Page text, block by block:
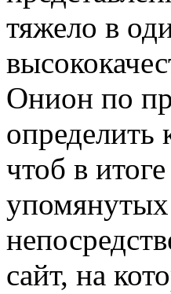
тяжело в
Онион по
определить
чтоб в
сайт, на